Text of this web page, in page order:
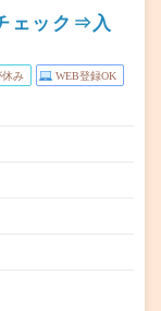
ェック⇒入
休み WEB登録OK